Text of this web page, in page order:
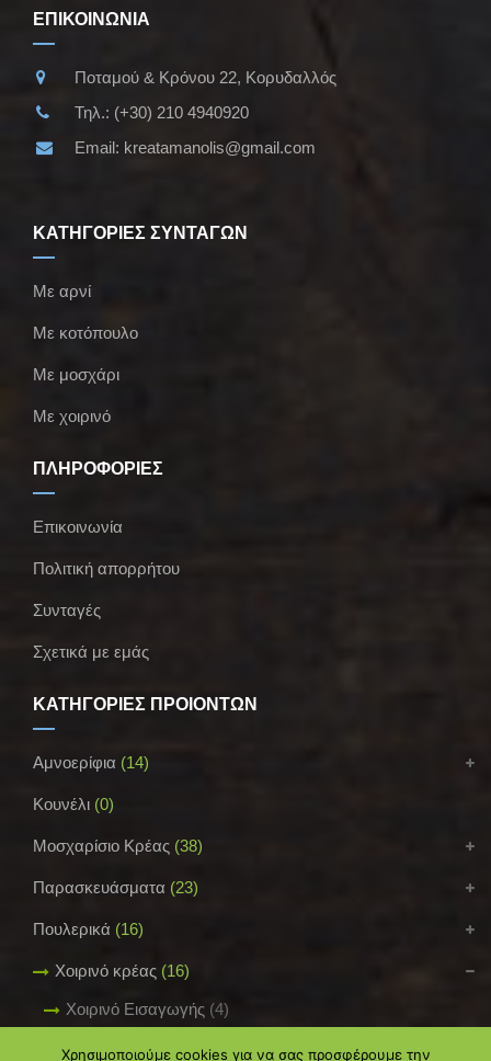
ΕΠΙΚΟΙΝΩΝΙΑ
Ποταμού & Κρόνου 22, Κορυδαλλός
Τηλ.: (+30) 210 4940920
Email: kreatamanolis@gmail.com
ΚΑΤΗΓΟΡΙΕΣ ΣΥΝΤΑΓΩΝ
Με αρνί
Με κοτόπουλο
Με μοσχάρι
Με χοιρινό
ΠΛΗΡΟΦΟΡΙΕΣ
Επικοινωνία
Πολιτική απορρήτου
Συνταγές
Σχετικά με εμάς
ΚΑΤΗΓΟΡΙΕΣ ΠΡΟΪΟΝΤΩΝ
Αμνοερίφια (14)
Κουνέλι (0)
Μοσχαρίσιο Κρέας (38)
Παρασκευάσματα (23)
Πουλερικά (16)
Χοιρινό κρέας (16)
Χοιρινό Εισαγωγής (4)
Χοιρινό Ελληνικό (10)
Χρησιμοποιούμε cookies για να σας προσφέρουμε την